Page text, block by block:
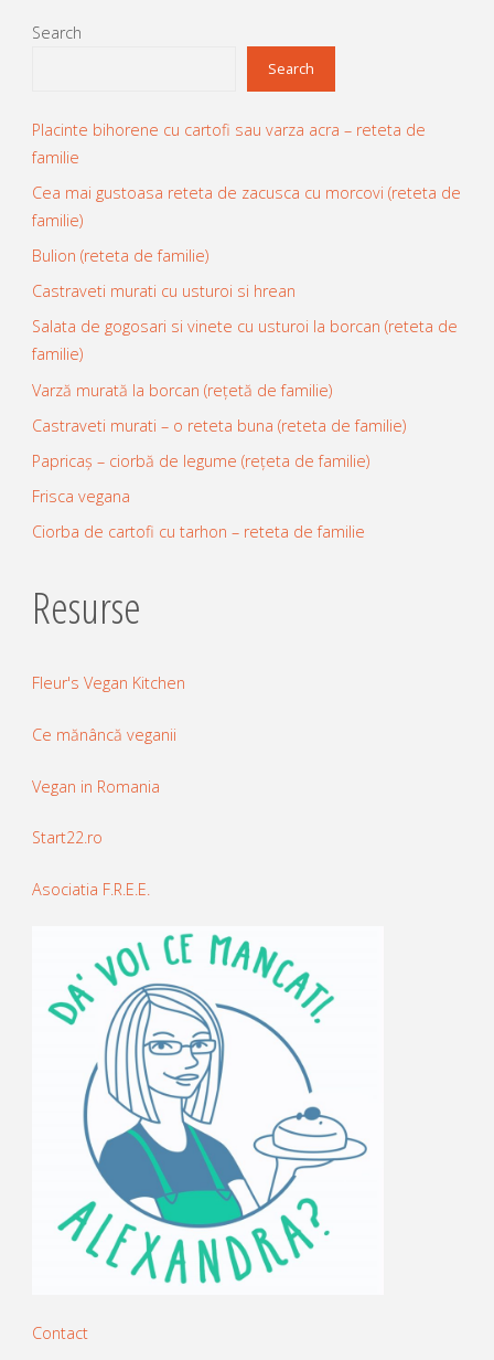
Search
Search
Placinte bihorene cu cartofi sau varza acra – reteta de
familie
Cea mai gustoasa reteta de zacusca cu morcovi (reteta de
familie)
Bulion (reteta de familie)
Castraveti murati cu usturoi si hrean
Salata de gogosari si vinete cu usturoi la borcan (reteta de
familie)
Varză murată la borcan (rețetă de familie)
Castraveti murati – o reteta buna (reteta de familie)
Papricaș – ciorbă de legume (rețeta de familie)
Frisca vegana
Ciorba de cartofi cu tarhon – reteta de familie
Resurse
Fleur's Vegan Kitchen
Ce mănâncă veganii
Vegan in Romania
Start22.ro
Asociatia F.R.E.E.
Contact